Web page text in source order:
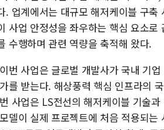
. 업계에서는 대규모 해저케이블 구
사업 안정성을 좌우하는 핵심 요소
수행하며 관련 역량을 축적해 왔다.
번 사업은 글로벌 개발사가 국내 기
를 받는다. 해상풍력 핵심 인프라의
사업은 LS전선의 해저케이블 기술
델이 실제 프로젝트에 처음 적용되